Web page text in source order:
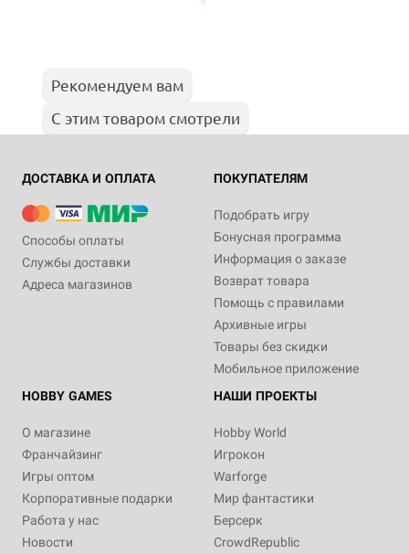
Рекомендуем вам
С этим товаром смотрели
ДОСТАВКА И ОПЛАТА
Способы оплаты
Службы доставки
Адреса магазинов
ПОКУПАТЕЛЯМ
Подобрать игру
Бонусная программа
Информация о заказе
Возврат товара
Помощь с правилами
Архивные игры
Товары без скидки
Мобильное приложение
HOBBY GAMES
О магазине
Франчайзинг
Игры оптом
Корпоративные подарки
Работа у нас
Новости
НАШИ ПРОЕКТЫ
Hobby World
Игрокон
Warforge
Мир фантастики
Берсерк
CrowdRepublic